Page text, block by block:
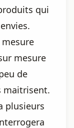
qui
mesure
de
maitrisent.
plusieurs